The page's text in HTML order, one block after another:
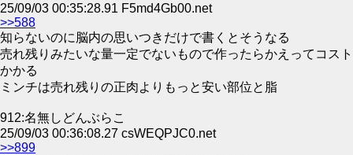
25/09/03 00:35:28.91 F5md4Gb00.net
>>588
知らないのに脳内の思いつきだけで書くとそうなる
売れ残りみたいな量一定でないもので作ったらかえってコスト
かかる
ミンチは売れ残りの正肉よりもっと安い部位と脂
912:名無しどんぶらこ
25/09/03 00:36:08.27 csWEQPJC0.net
>>899